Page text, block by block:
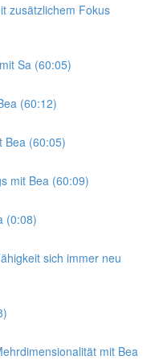
zusätzlichem Fokus
Sa (60:05)
(60:12)
Bea (60:05)
mit Bea (60:09)
(0:08)
sich immer neu
mit Bea